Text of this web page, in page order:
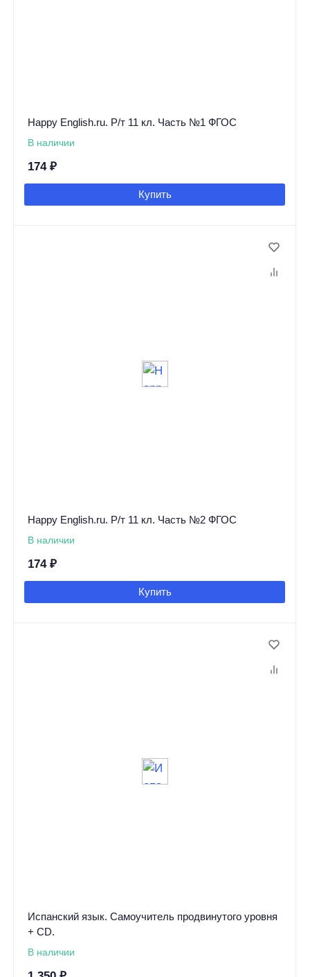
Happy English.ru. Р/т 11 кл. Часть №1 ФГОС
В наличии
174 ₽
Купить
Happy English.ru. Р/т 11 кл. Часть №2 ФГОС
В наличии
174 ₽
Купить
Испанский язык. Самоучитель продвинутого уровня
+ CD.
В наличии